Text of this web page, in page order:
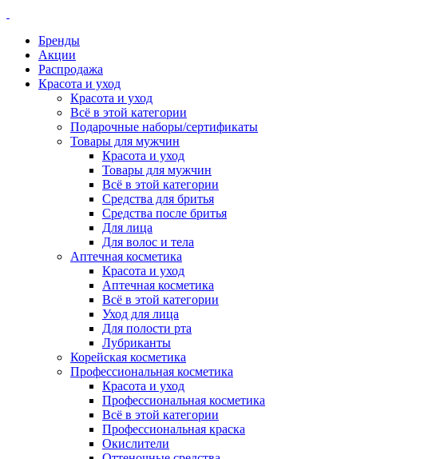
Бренды
Акции
Распродажа
Красота и уход
Красота и уход
Всё в этой категории
Подарочные наборы/сертификаты
Товары для мужчин
Красота и уход
Товары для мужчин
Всё в этой категории
Средства для бритья
Средства после бритья
Для лица
Для волос и тела
Аптечная косметика
Красота и уход
Аптечная косметика
Всё в этой категории
Уход для лица
Для полости рта
Лубриканты
Корейская косметика
Профессиональная косметика
Красота и уход
Профессиональная косметика
Всё в этой категории
Профессиональная краска
Окислители